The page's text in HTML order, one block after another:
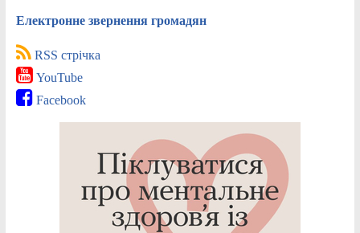
Електронне звернення громадян
RSS стрічка
YouTube
Facebook